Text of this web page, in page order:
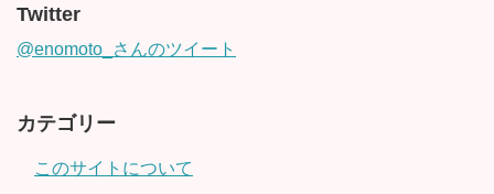
Twitter
@enomoto_さんのツイート
カテゴリー
このサイトについて